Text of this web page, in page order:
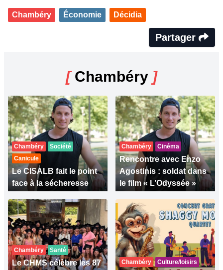
Chambéry Économie Décidia
Partager
[Chambéry ]
Chambéry
Société
Canicule
Le CISALB fait le point
face à la sécheresse
Chambéry Cinéma
Rencontre avec Enzo
Agostinis : soldat dans
le film « L’Odyssée »
Chambéry Santé
Le CHMS célèbre les 87
Chambéry Culture/loisirs